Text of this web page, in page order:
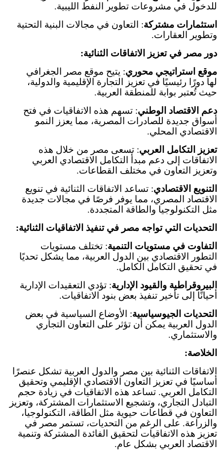
للدخول في مشروعات تطوير النفط الليبية.
استثمارات مشتركة:
التعاون في مجالات البنية التحتية
وتطوير العقارات.
دور مصر في تعزيز الاتفاقات الثنائية:
موقع استراتيجي محوري: يتيح موقع مصر الجغرافي
لها دورًا رئيسيًا في تعزيز التجارة الإقليمية والدولية،
حيث تُعتبر بوابة للمنطقة العربية.
دعم الاقتصاد الوطني: تسهم هذه الاتفاقيات في فتح
أسواق جديدة للصادرات المصرية، مما يعزز النمو
الاقتصادي المحلي.
تعزيز التكامل العربي: تسعى مصر من خلال هذه
الاتفاقات إلى دعم مبدأ التكامل الاقتصادي العربي
وتعزيز التعاون في مختلف القطاعات.
التنويع الاقتصادي: تساعد الاتفاقات الثنائية في تنويع
الاقتصاد المصري، مما يوفر فرصًا في مجالات جديدة
مثل التكنولوجيا والطاقة المتجددة.
التحديات التي تواجه مصر في تنفيذ الاتفاقيات الثنائية:
التفاوت في مستويات التنمية: تختلف مستويات
التطور الاقتصادي بين الدول العربية، مما يشكل تحديًا
في تحقيق التكامل الكامل.
البيروقراطية والقيود الإدارية: تؤدي التعقيدات الإدارية
أحيانًا إلى تأخير تنفيذ بعض بنود الاتفاقيات.
التحديات الجيوسياسية:
الأوضاع السياسية في بعض
الدول العربية يمكن أن تؤثر على التعاون التجاري
والاستثماري.
الخلاصة:
الاتفاقات الثنائية بين مصر والدول العربية تشكل عنصرًا
أساسيًا في تعزيز التعاون الاقتصادي الإقليمي وتحقيق
التكامل العربي. تساعد هذه الاتفاقيات في زيادة حجم
التبادل التجاري، وتشجيع الاستثمارات المشتركة، وتعزيز
التعاون في قطاعات حيوية مثل الطاقة، التكنولوجيا،
والزراعة. على الرغم من التحديات، تستمر مصر في
تعزيز هذه الاتفاقيات لتحقيق الفائدة المشتركة وتنمية
الاقتصاد العربي بشكل عام.